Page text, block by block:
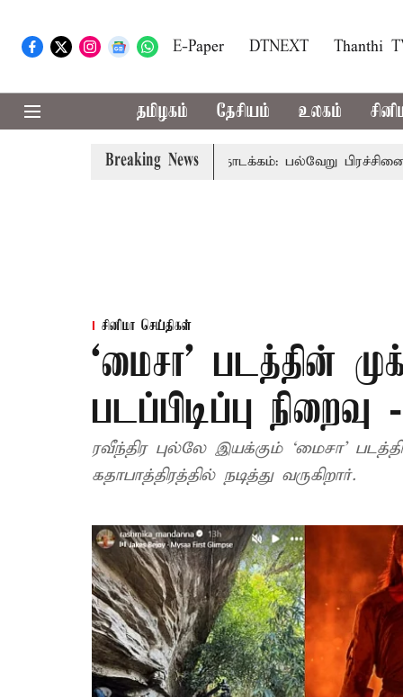
E-Paper DTNEXT Thanthi
தமிழகம் தேசியம் உலகம்
Breaking News
விவாதம் இன்று தொடக்கம்: பல்வேறு பிரச்சினைகளை
சினிமா செய்திகள்
‘மைசா' படத்தின்
படப்பிடிப்பு
ரவீந்திர புல்லே இயக்கும் ‘மைசா’
கதாபாத்திரத்தில் நடித்து வருகிறார்.